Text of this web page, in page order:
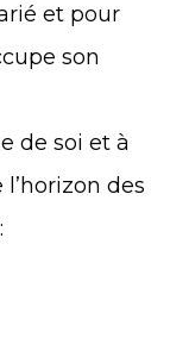
et pour
son
de soi et à
des